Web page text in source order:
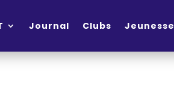
Journal Clubs Jeunesse